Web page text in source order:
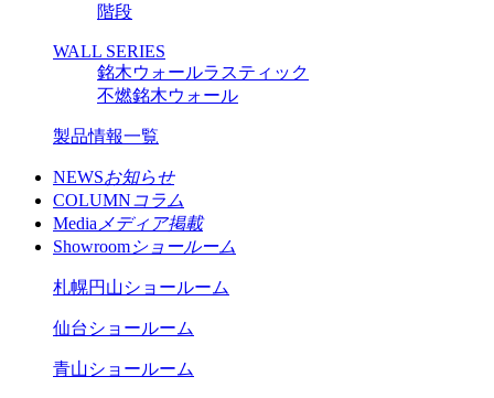
階段
WALL SERIES
銘木ウォールラスティック
不燃銘木ウォール
製品情報一覧
NEWSお知らせ
COLUMNコラム
Media メディア掲載
Showroomショールーム
札幌円山ショールーム
仙台ショールーム
青山ショールーム